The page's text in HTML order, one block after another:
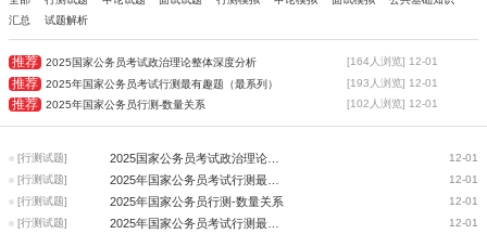
汇总
试题解析
推荐 2025国家公务员考试政治理论整体深度分析 [164人浏览] 12-01
推荐 2025年国家公务员考试行测最有趣题（最系列） [193人浏览] 12-01
推荐 2025年国家公务员行测-数量关系 [102人浏览] 12-01
12-01
[行测试题]
12-01
[行测试题]
12-01
[行测试题] 2025年国家公务员行测-数量关系
12-01
[行测试题]